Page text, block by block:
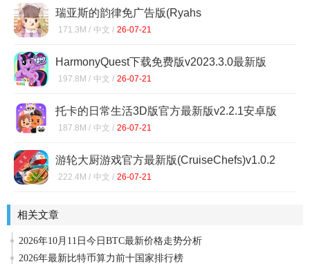
瑞亚斯的韵律免广告版(Ryahs
Rhythm)v0.15.9最新版
171.3M / 中文 / 26-07-21
HarmonyQuest下载免费版v2023.3.0最新版
197.8M / 中文 / 26-07-21
托卡的日常生活3D版官方最新版v2.2.1安卓版
187.8M / 中文 / 26-07-21
游轮大厨游戏官方最新版(CruiseChefs)v1.0.2
222.4M / 中文 / 26-07-21
相关文章
2026年10月11日今日BTC最新价格走势分析
2026年最新比特币算力前十国家排行榜